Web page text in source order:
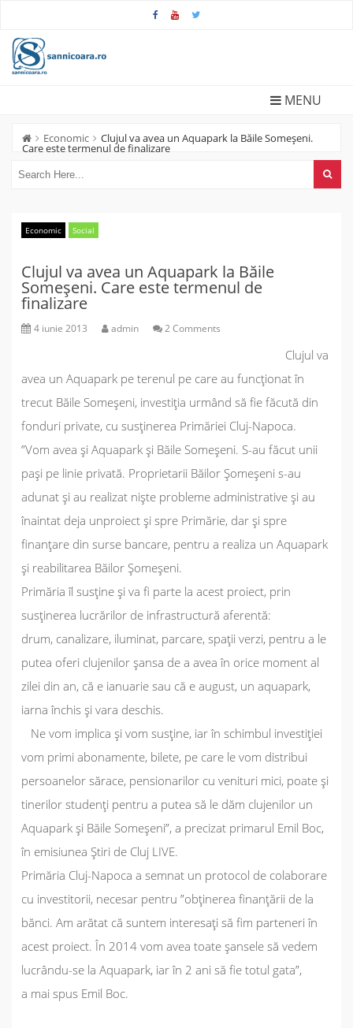
MENU
Economic Clujul va avea un Aquapark la Băile Someșeni.
Care este termenul de finalizare
Economic Social
Clujul va avea un Aquapark la Băile
Someșeni. Care este termenul de
finalizare
4 iunie 2013 admin 2 Comments
Clujul va
avea un Aquapark pe terenul pe care au funcționat în
trecut Băile Someșeni, investiția urmând să fie făcută din
fonduri private, cu susținerea Primăriei Cluj-Napoca.
”Vom avea și Aquapark și Băile Someșeni. S-au făcut unii
pași pe linie privată. Proprietarii Băilor Șomeșeni s-au
adunat și au realizat niște probleme administrative și au
înaintat deja unproiect și spre Primărie, dar și spre
finanțare din surse bancare, pentru a realiza un Aquapark
și reabilitarea Băilor Șomeșeni.
Primăria îl susține și va fi parte la acest proiect, prin
susținerea lucrărilor de infrastructură aferentă:
drum, canalizare, iluminat, parcare, spații verzi, pentru a le
putea oferi clujenilor șansa de a avea în orice moment al
zilei din an, că e ianuarie sau că e august, un aquapark,
iarna închis și vara deschis.
Ne vom implica și vom susține, iar în schimbul investiției
vom primi abonamente, bilete, pe care le vom distribui
persoanelor sărace, pensionarilor cu venituri mici, poate și
tinerilor studenți pentru a putea să le dăm clujenilor un
Aquapark și Băile Someșeni”, a precizat primarul Emil Boc,
în emisiunea Știri de Cluj LIVE.
Primăria Cluj-Napoca a semnat un protocol de colaborare
cu investitorii, necesar pentru ”obținerea finanțării de la
bănci. Am arătat că suntem interesați să fim parteneri în
acest proiect. În 2014 vom avea toate șansele să vedem
lucrându-se la Aquapark, iar în 2 ani să fie totul gata”,
a mai spus Emil Boc.